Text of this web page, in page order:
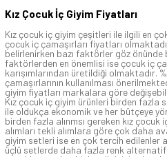
Kız Çocuk İç Giyim Fiyatları
Kız çocuk iç giyim çeşitleri ile ilgili en
çocuk iç çamaşırları fiyatları
belirlenirken bazı faktörler göz önünde
faktörlerden en önemlisi ise çocuk iç
karışımlarından üretildiği olmaktadır.
çamaşırlarının kullanılması
giyim fiyatları markalara göre
Kız çocuk iç giyim ürünleri birden fazla
ile oldukça ekonomik ve her bütçeye
birden fazla alınmsı gereken kız
alımları tekli alımlara göre çok daha
giyim setleri ise en çok tercih edilenler
üçlü setlerde daha fazla renk alternatifi